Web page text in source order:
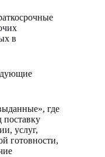
в
где
услуг,
готовности,